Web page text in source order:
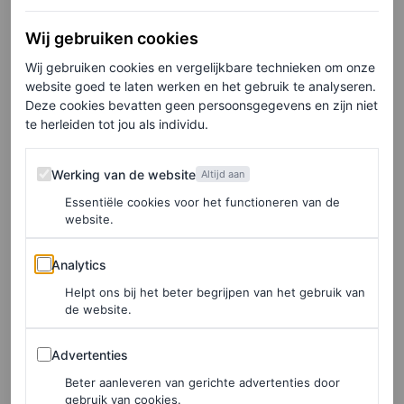
Ja, de Stier is koppig, maar is dat bij dit
BENTE DE BRUIN
Veranderingen in je sociale omgeving staan over het
algemeen niet op je verlanglijstje, maar één ding is
duidelijk: volgens je jaarhoroscoop 2025 wil (en zal!) je
iets terugkrijgen dat je hebt gemist, Stier. Dit kan een
persoon zijn of gewoon de tijd waarin je niet constant
door je leven raasde. Maar je zal geduld moeten hebben.
‘Geduld? Nooit van gehoord’, zal de Stier zeggen in de
lentemaanden wanneer een connectie uit het verleden
hem misschien wil aansporen om van gedachten te
Wij gebruiken cookies
Wij gebruiken cookies en vergelijkbare technieken om onze
website goed te laten werken en het gebruik te analyseren.
Deze cookies bevatten geen persoonsgegevens en zijn niet
te herleiden tot jou als individu.
Werking van de website
Werking van de website Altijd aan
Essentiële cookies voor het functioneren van de
website.
Analytics
Analytics
Helpt ons bij het beter begrijpen van het gebruik van
de website.
Advertenties
Advertenties
Beter aanleveren van gerichte advertenties door
gebruik van cookies.